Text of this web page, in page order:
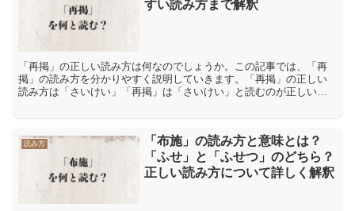
すい読み方まで解釈
「再掲」の正しい読み方は何なのでしょうか。この記事では、「再
掲」の読み方を分かりやすく説明していきます。「再掲」の正しい
読み方は「さいけい」「再掲」は「さいけい」と読むのが正しい読
読み方
「布施」の読み方と意味とは？
「ふせ」と「ふせつ」のどちら？
正しい読み方について詳しく解釈